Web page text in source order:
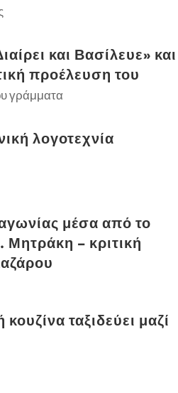
και Βασίλευε» και
προέλευση του
γράμματα
λογοτεχνία
μέσα από το
Μητράκη – κριτική
ταξιδεύει μαζί